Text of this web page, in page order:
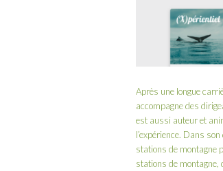
Après une longue
accompagne des
est aussi auteur et
l’expérience. Dans
stations de montagne
stations de montagne,